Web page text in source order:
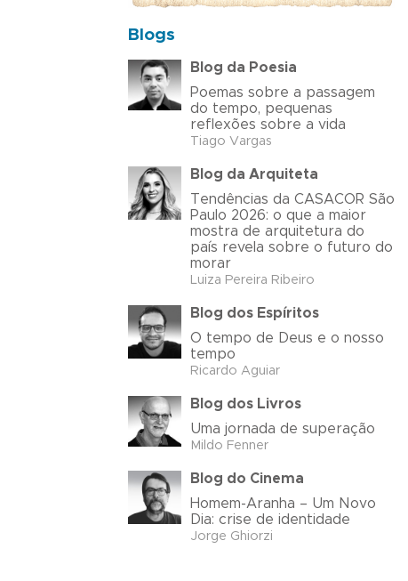
Blogs
Blog da Poesia
Poemas sobre a passagem
do tempo, pequenas
reflexões sobre a vida
Tiago Vargas
Blog da Arquiteta
Tendências da CASACOR São
Paulo 2026: o que a maior
mostra de arquitetura do
país revela sobre o futuro do
morar
Luiza Pereira Ribeiro
Blog dos Espíritos
O tempo de Deus e o nosso
tempo
Ricardo Aguiar
Blog dos Livros
Uma jornada de superação
Mildo Fenner
Blog do Cinema
Homem-Aranha – Um Novo
Dia: crise de identidade
Jorge Ghiorzi